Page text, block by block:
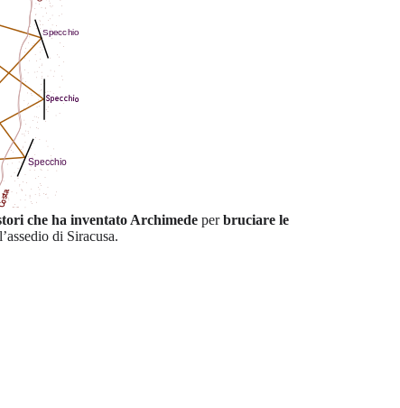
che ha inventato Archimede perbruciare le
di Siracusa.